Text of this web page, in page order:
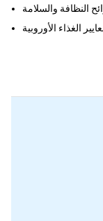
النظافة والسلامة
الغذاء الأوروبية